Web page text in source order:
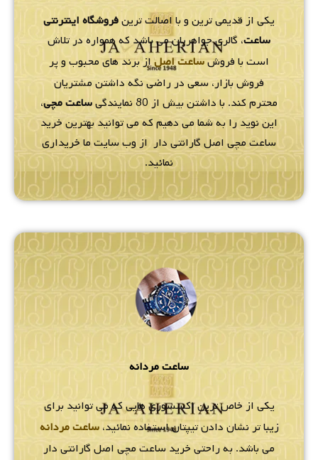
یکی از قدیمی ترین و با اصالت ترینفروشگاه اینترنتی
ساعت، گالری جواهریان می باشد که همواره در تلاش
است با فروشساعت اصلاز برند های محبوب و پر
فروش بازار، سعی در راضی نگه داشتن مشتریان
محترم کند. با داشتن بیش از 80 نمایندگی
ساعت مچی،
این نوید را به شما می دهیم که می توانید بهترین خرید
ساعت مچی اصل گارانتی دار از وب سایت ما خریداری
نمائید.
ساعت مردانه
یکی از خاص ترین اکسسوری هایی که می توانید برای
زیبا تر نشان دادن تیپتان استفاده نمائید،ساعت مردانه
می باشد. به راحتی خرید ساعت مچی اصل گارانتی دار